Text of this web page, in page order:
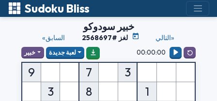
Sudoku Bliss
خبير سودوكو
«السابق لغز #2568697 التالي»
خبير لعبة جديدة 00:00:00
9 7
3
3
8
1